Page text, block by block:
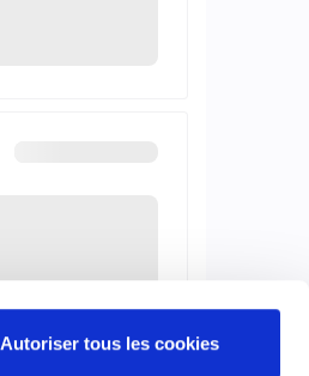
Autoriser tous les cookies